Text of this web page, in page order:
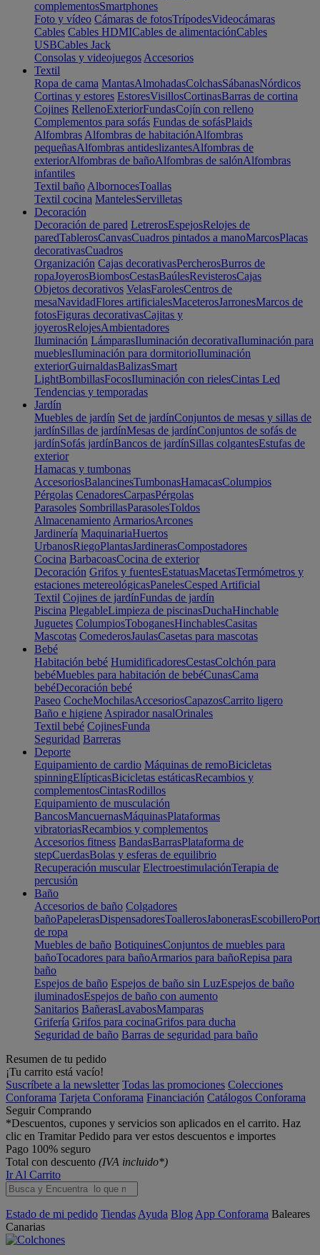
complementosSmartphones
Foto y vídeo Cámaras de fotosTrípodesVideocámaras
Cables Cables HDMICables de alimentaciónCables
USBCables Jack
Consolas y videojuegos Accesorios
Textil
Ropa de cama MantasAlmohadasColchasSábanasNórdicos
Cortinas y estores EstoresVisillosCortinasBarras de cortina
Cojines RellenoExteriorFundasCojín con relleno
Complementos para sofás Fundas de sofásPlaids
Alfombras Alfombras de habitaciónAlfombras
pequeñasAlfombras antideslizantesAlfombras de
exteriorAlfombras de bañoAlfombras de salónAlfombras
infantiles
Textil baño AlbornocesToallas
Textil cocina MantelesServilletas
Decoración
Decoración de pared LetrerosEspejosRelojes de
paredTablerosCanvasCuadros pintados a manoMarcosPlacas
decorativasCuadros
Organización Cajas decorativasPercherosBurros de
ropaJoyerosBiombosCestasBaúlesRevisterosCajas
Objetos decorativos VelasFarolesCentros de
mesaNavidadFlores artificialesMaceterosJarronesMarcos de
fotosFiguras decorativasCajitas y
joyerosRelojesAmbientadores
Iluminación LámparasIluminación decorativaIluminación para
mueblesIluminación para dormitorioIluminación
exteriorGuirnaldasBalizasSmart
LightBombillasFocosIluminación con rielesCintas Led
Tendencias y temporadas
Jardín
Muebles de jardín Set de jardínConjuntos de mesas y sillas de
jardínSillas de jardínMesas de jardínConjuntos de sofás de
jardínSofás jardínBancos de jardínSillas colgantesEstufas de
exterior
Hamacas y tumbonas
AccesoriosBalancinesTumbonasHamacasColumpios
Pérgolas CenadoresCarpasPérgolas
Parasoles SombrillasParasolesToldos
Almacenamiento ArmariosArcones
Jardinería MaquinariaHuertos
UrbanosRiegoPlantasJardinerasCompostadores
Cocina BarbacoasCocina de exterior
Decoración Grifos y fuentesEstatuasMacetasTermómetros y
estaciones metereológicasPanelesCesped Artificial
Textil Cojines de jardínFundas de jardín
Piscina PlegableLimpieza de piscinasDuchaHinchable
Juguetes ColumpiosToboganesHinchablesCasitas
Mascotas ComederosJaulasCasetas para mascotas
Bebé
Habitación bebé HumidificadoresCestasColchón para
bebéMuebles para habitación de bebéCunasCama
bebéDecoración bebé
Paseo CocheMochilasAccesoriosCapazosCarrito ligero
Baño e higiene Aspirador nasalOrinales
Textil bebé CojinesFunda
Seguridad Barreras
Deporte
Equipamiento de cardio Máquinas de remoBicicletas
spinningElípticasBicicletas estáticasRecambios y
complementosCintasRodillos
Equipamiento de musculación
BancosMancuernasMáquinasPlataformas
vibratoriasRecambios y complementos
Accesorios fitness BandasBarrasPlataforma de
stepCuerdasBolas y esferas de equilibrio
Recuperación muscular ElectroestimulaciónTerapia de
percusión
Baño
Accesorios de baño Colgadores
bañoPapelerasDispensadoresToallerosJabonerasEscobillero
de ropa
Muebles de baño BotiquinesConjuntos de muebles para
bañoTocadores para bañoArmarios para bañoRepisa para
baño
Espejos de baño Espejos de baño sin LuzEspejos de baño
iluminadosEspejos de baño con aumento
Sanitarios BañerasLavabosMamparas
Grifería Grifos para cocinaGrifos para ducha
Seguridad de baño Barras de seguridad para baño
Resumen de tu pedido
¡Tu carrito está vacío!
Suscríbete a la newsletter Todas las promociones Colecciones
Conforama Tarjeta Conforama Financiación Catálogos Conforama
Seguir Comprando
*Descuentos, cupones y servicios son aplicados en el carrito. Haz
clic en Tramitar Pedido para ver estos descuentos e importes
Pago 100% seguro
Total con descuento (IVA incluido*)
Ir Al Carrito
Estado de mi pedido Tiendas Ayuda Blog App Conforama Baleares
Canarias